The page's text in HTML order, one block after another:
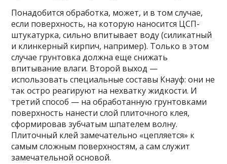
Понадобится обработка, может, и в том случае,
если поверхность, на которую наносится ЦСП-
штукатурка, сильно впитывает воду (силикатный
и клинкерный кирпич, например). Только в этом
случае грунтовка должна еще снижать
впитывание влаги. Второй выход —
использовать специальные составы Кнауф: они не
так остро реагируют на нехватку жидкости. И
третий способ — на обработанную грунтовками
поверхность нанести слой плиточного клея,
сформировав зубчатым шпателем волну.
Плиточный клей замечательно «цепляется» к
самым сложным поверхностям, а сам служит
замечательной основой.